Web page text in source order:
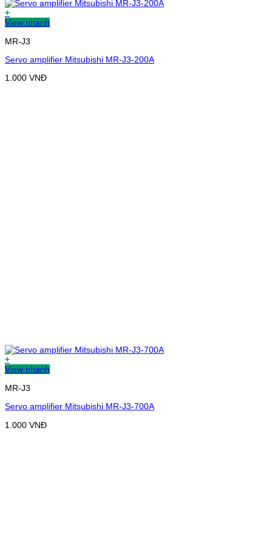
+
View nhanh
MR-J3
Servo amplifier Mitsubishi MR-J3-200A
1.000 VNĐ
+
View nhanh
MR-J3
Servo amplifier Mitsubishi MR-J3-700A
1.000 VNĐ